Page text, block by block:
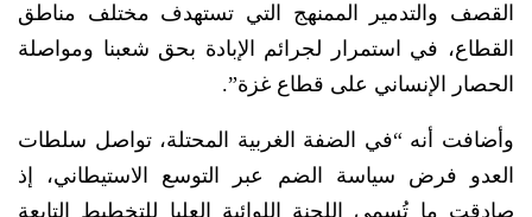
القصف والتدمير الممنهج التي تستهدف مختلف مناطق
القطاع، في استمرار لجرائم الإبادة بحق شعبنا ومواصلة
الحصار الإنساني على قطاع غزة”.
وأضافت أنه “في الضفة الغربية المحتلة، تواصل سلطات
العدو فرض سياسة الضم عبر التوسع الاستيطاني، إذ
صادقت ما تُسمى اللجنة اللوائية العليا للتخطيط التابعة